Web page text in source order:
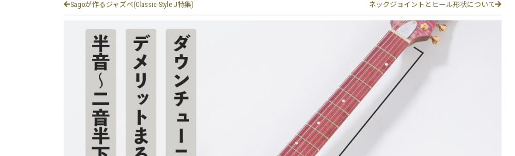
ネックジョイントとヒール形状について
Sagoが作るジャズベ(Classic-Style J特集)